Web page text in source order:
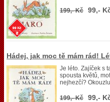
199,- Kč 99,-
Hádej, jak moc tě mám rád!
Je léto. Zajíček s
spousta květů,
nejhezčí?
199,- Kč 99,-